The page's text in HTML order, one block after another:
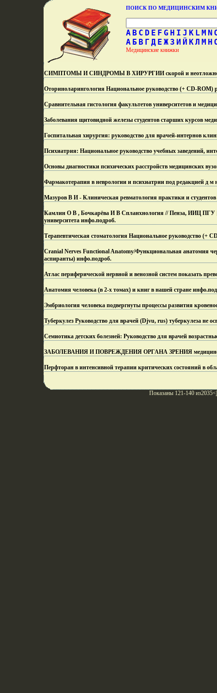
ПОИСК ПО МЕДИЦИНСКИМ
A B C D E F G H I J K L M N
А Б В Г Д Е Ж З И Й КЛ М Н
Медицинские книжки
CИМПТОМЫ И СИНДРОМЫ В ХИРУРГИИ скорой и
Оториноларингология Национальное руководство (+ CD-
Сравнительная гистология факультетов университетов и
Заболевания щитовидной железы студентов старших курсов
Госпитальная хирургия: руководство для врачей-интернов
Психиатрия: Национальное руководство учебных заведений,
Основы диагностики психических расстройств медицинских
Фармакотерапия в неврологии и психиатрии под редакцией д
Мазуров В И - Клиническая ревматология практики и
Камлин О В , Бочкарёва И В Спланхнология // Пенза, ИИЦ ПГУ
университета инфо.подроб.
Терапевтическая стоматология Национальное руководство (+
Cranial Nerves Functional Anatomy/Функциональная анатомия
аспиранты) инфо.подроб.
Атлас периферической нервной и венозной систем показать
Анатомия человека (в 2-х томах) и книг в нашей стране инфо.
Эмбриология человека подвергнуты процессы развития
Туберкулез Руководство для врачей (Djvu, rus) туберкулеза не
Семиотика детских болезней: Руководство для врачей
ЗАБОЛЕВАНИЯ И ПОВРЕЖДЕНИЯ ОРГАНА ЗРЕНИЯ
Перфторан в интенсивной терапии критических состояний в
Показаны 121-140 из2035<